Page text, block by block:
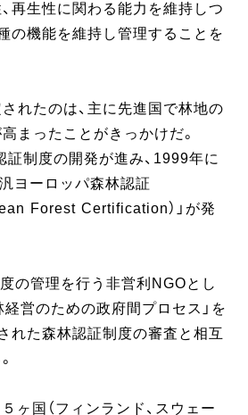
再生性に関わる能力を維持しつ
の機能を維持し管理することを
れたのは、主に先進国で林地の
まったことがきっかけだ。
制度の開発が進み、1999年に
ヨーロッパ森林認証
Forest Certification）」が発
の管理を行う非営利NGOとし
経営のための政府間プロセス」を
れた森林認証制度の審査と相互
ヶ国（フィンランド、スウェー